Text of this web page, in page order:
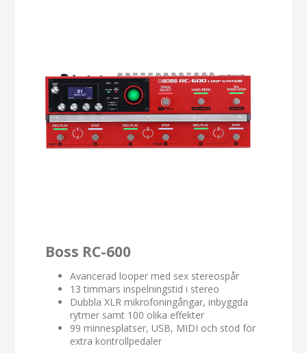
Boss RC-600
Avancerad looper med sex stereospår
13 timmars inspelningstid i stereo
Dubbla XLR mikrofoningångar, inbyggda
rytmer samt 100 olika effekter
99 minnesplatser, USB, MIDI och stöd för
extra kontrollpedaler